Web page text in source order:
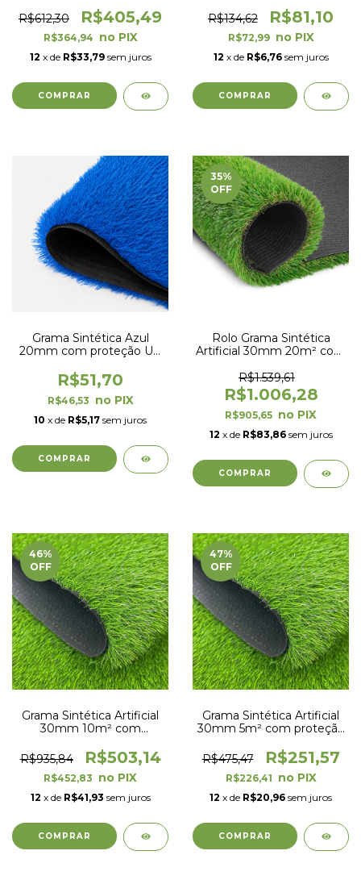
2,00 x 5,00m
R$612,30 R$405,49
R$364,94
12 x de R$33,79 sem juros
1,00m
R$134,62 R$81,10
R$72,99
12 x de R$6,76 sem juros
Grama Sintética Azul
20mm com proteção UV
quadrado)
R$51,70
R$46,53
10 x de R$5,17 sem juros
35%
OFF
Rolo Grama Sintética
Artificial 30mm 20m² com
2,00 x 10,00m
R$1.539,61
R$1.006,28
R$905,65
12 x de R$83,86 sem juros
46%
OFF
Grama Sintética Artificial
30mm 10m² com
2,00 x 5,00m
R$935,84 R$503,14
R$452,83
12 x de R$41,93 sem juros
47%
OFF
Grama Sintética Artificial
30mm 5m² com proteção
2,50m
R$475,47 R$251,57
R$226,41
12 x de R$20,96 sem juros